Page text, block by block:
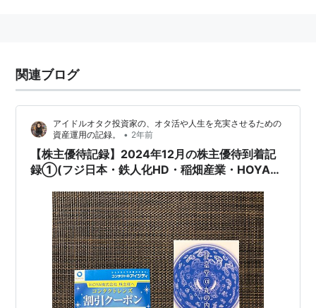
関連ブログ
アイドルオタク投資家の、オタ活や人生を充実させるための
資産運用の記録。
• 2年前
【株主優待記録】2024年12月の株主優待到着記
録①(フジ日本・鉄人化HD・稲畑産業・HOYA・